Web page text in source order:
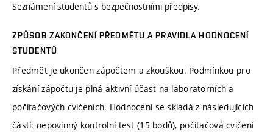
Seznámení studentů s bezpečnostními předpisy.
ZPŮSOB ZAKONČENÍ PŘEDMĚTU A PRAVIDLA HODNOCENÍ
STUDENTŮ
Předmět je ukončen zápočtem a zkouškou. Podmínkou pro
získání zápočtu je plná aktivní účast na laboratorních a
počítačových cvičeních. Hodnocení se skládá z následujících
částí: nepovinný kontrolní test (15 bodů), počítačová cvičení